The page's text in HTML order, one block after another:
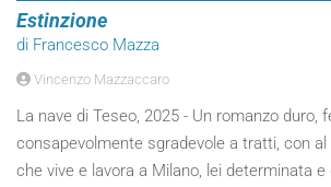
Estinzione
di Francesco Mazza
Vincenzo Mazzaccaro
La nave di Teseo, 2025 - Un romanzo duro,
consapevolmente sgradevole a tratti, con
che vive e lavora a Milano, lei determinata